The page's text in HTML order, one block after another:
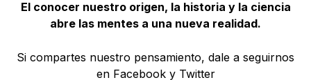
El conocer nuestro origen, la historia y la ciencia
abre las mentes a una nueva realidad.
Si compartes nuestro pensamiento, dale a seguirnos
en Facebook y Twitter